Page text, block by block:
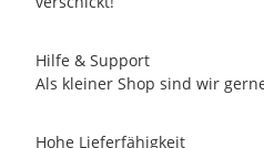
Hilfe & Support
Als kleiner Shop sind wir
Hohe Lieferfähigkeit